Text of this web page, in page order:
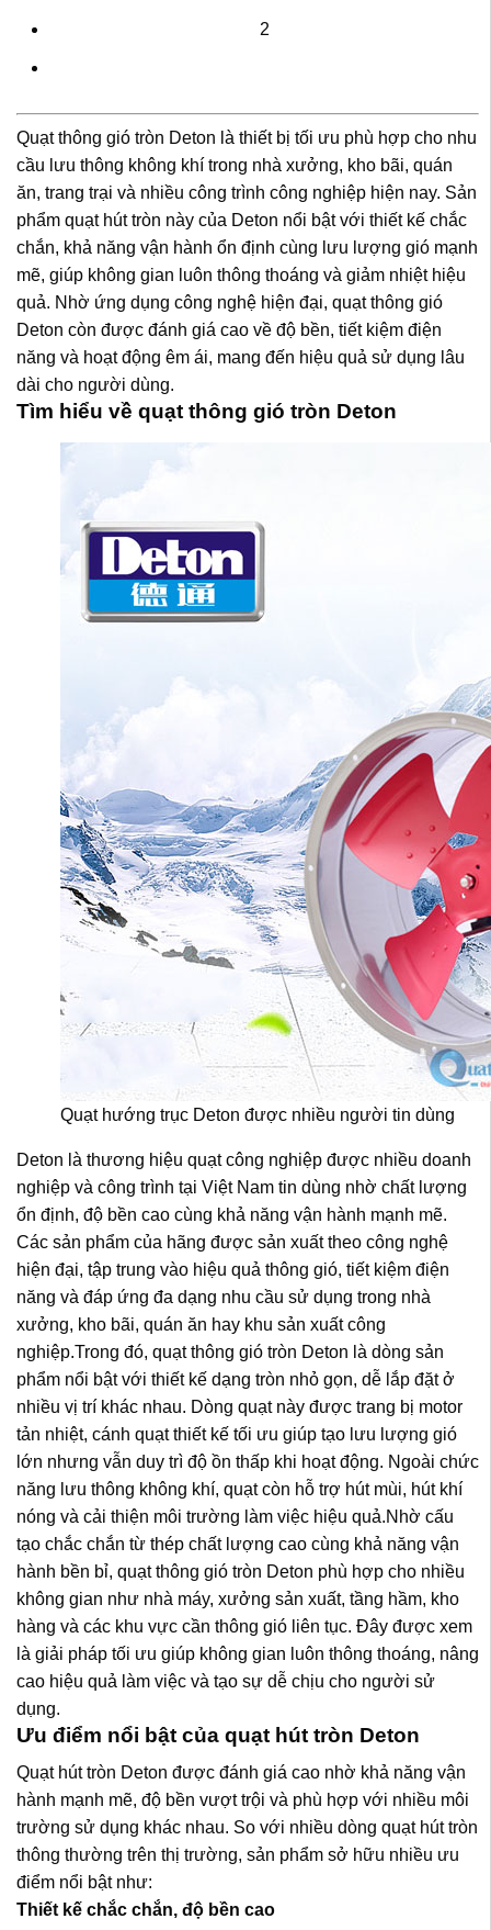
2
Quạt thông gió tròn Deton là thiết bị tối ưu phù hợp cho nhu
cầu lưu thông không khí trong nhà xưởng, kho bãi, quán
ăn, trang trại và nhiều công trình công nghiệp hiện nay. Sản
phẩm quạt hút tròn này của Deton nổi bật với thiết kế chắc
chắn, khả năng vận hành ổn định cùng lưu lượng gió mạnh
mẽ, giúp không gian luôn thông thoáng và giảm nhiệt hiệu
quả. Nhờ ứng dụng công nghệ hiện đại, quạt thông gió
Deton còn được đánh giá cao về độ bền, tiết kiệm điện
năng và hoạt động êm ái, mang đến hiệu quả sử dụng lâu
dài cho người dùng.
Tìm hiểu về quạt thông gió tròn Deton
Quạt hướng trục Deton được nhiều người tin dùng
Deton là thương hiệu quạt công nghiệp được nhiều doanh
nghiệp và công trình tại Việt Nam tin dùng nhờ chất lượng
ổn định, độ bền cao cùng khả năng vận hành mạnh mẽ.
Các sản phẩm của hãng được sản xuất theo công nghệ
hiện đại, tập trung vào hiệu quả thông gió, tiết kiệm điện
năng và đáp ứng đa dạng nhu cầu sử dụng trong nhà
xưởng, kho bãi, quán ăn hay khu sản xuất công
nghiệp.Trong đó, quạt thông gió tròn Deton là dòng sản
phẩm nổi bật với thiết kế dạng tròn nhỏ gọn, dễ lắp đặt ở
nhiều vị trí khác nhau. Dòng quạt này được trang bị motor
tản nhiệt, cánh quạt thiết kế tối ưu giúp tạo lưu lượng gió
lớn nhưng vẫn duy trì độ ồn thấp khi hoạt động. Ngoài chức
năng lưu thông không khí, quạt còn hỗ trợ hút mùi, hút khí
nóng và cải thiện môi trường làm việc hiệu quả.Nhờ cấu
tạo chắc chắn từ thép chất lượng cao cùng khả năng vận
hành bền bỉ, quạt thông gió tròn Deton phù hợp cho nhiều
không gian như nhà máy, xưởng sản xuất, tầng hầm, kho
hàng và các khu vực cần thông gió liên tục. Đây được xem
là giải pháp tối ưu giúp không gian luôn thông thoáng, nâng
cao hiệu quả làm việc và tạo sự dễ chịu cho người sử
dụng.
Ưu điểm nổi bật của quạt hút tròn Deton
Quạt hút tròn Deton được đánh giá cao nhờ khả năng vận
hành mạnh mẽ, độ bền vượt trội và phù hợp với nhiều môi
trường sử dụng khác nhau. So với nhiều dòng quạt hút tròn
thông thường trên thị trường, sản phẩm sở hữu nhiều ưu
điểm nổi bật như:
Thiết kế chắc chắn, độ bền cao